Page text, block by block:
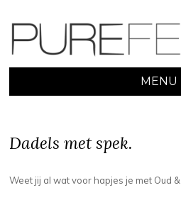
MENU
CONTENT
Dadels met spek.
Weet jij al wat voor hapjes je met Oud